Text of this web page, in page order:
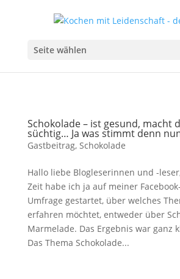
Seite wählen
Schokolade – ist gesund, macht
süchtig… Ja was stimmt denn
Gastbeitrag, Schokolade
Hallo liebe Blogleserinnen und -
Zeit habe ich ja auf meiner
Umfrage gestartet, über welches
erfahren möchtet, entweder über
Marmelade. Das Ergebnis war ganz
Das Thema Schokolade...